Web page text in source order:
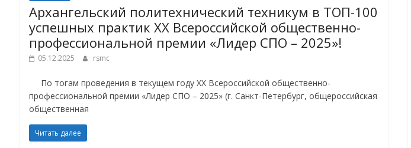
Архангельский политехнический техникум в ТОП-100
успешных практик XX Всероссийской общественно-
профессиональной премии «Лидер СПО – 2025»!
05.12.2025 rsmc
По тогам проведения в текущем году XX Всероссийской общественно-
профессиональной премии «Лидер СПО – 2025» (г. Санкт-Петербург, общероссийская
общественная
Читать далее